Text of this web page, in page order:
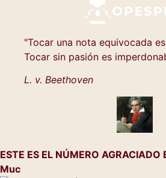
"Tocar una nota equivocada
Tocar sin pasión es
L. v. Beethoven
ESTE ES EL NÚMERO AGRACIADO
Muc